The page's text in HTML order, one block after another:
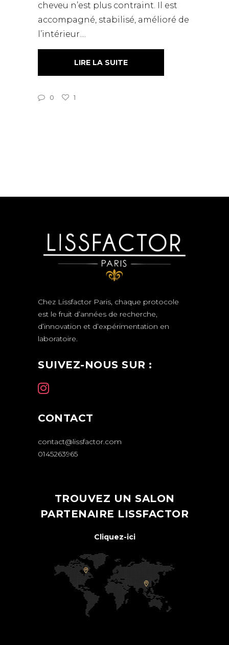
cheveu n’est plus contraint. Il est
accompagné, stabilisé, amélioré de
l’intérieur.
LIRE LA SUITE
0 1
Chez Lissfactor Paris, chaque protocole
est le fruit d’années de recherche,
d’innovation et d’expérimentation en
laboratoire.
SUIVEZ-NOUS SUR :
CONTACT
contact@lissfactor.com
0145263965
TROUVEZ UN SALON
PARTENAIRE LISSFACTOR
Cliquez-ici